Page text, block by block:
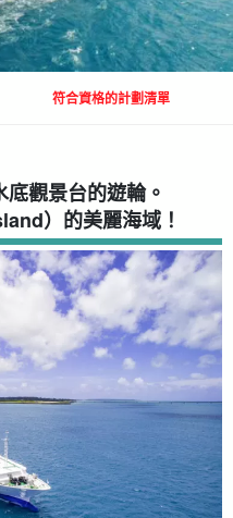
符合資格的計劃清單
觀景台的遊輪。
）的美麗海域！